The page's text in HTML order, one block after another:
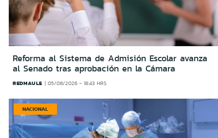
Reforma al Sistema de Admisión Escolar avanza
al Senado tras aprobación en la Cámara
REDMAULE 05/08/2026 - 18:43 HRS
NACIONAL